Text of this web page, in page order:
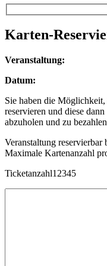
Karten-
Veranstaltung:
Datum:
Sie haben die
reservieren und diese
abzuholen und zu
Veranstaltung reservierbar
Maximale Kartenanzahl
Ticketanzahl12345